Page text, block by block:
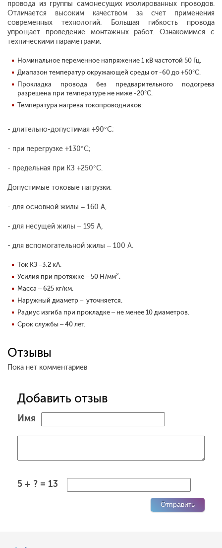
провода из группы самонесущих изолированных проводов.
Отличается высоким качеством за счет применения
современных технологий. Большая гибкость провода
упрощает проведение монтажных работ. Ознакомимся с
техническими параметрами:
Номинальное переменное напряжение 1 кВ частотой 50 Гц.
Диапазон температур окружающей среды от -60 до +50°С.
Прокладка провода без предварительного подогрева
разрешена при температуре не ниже -20°С.
Температура нагрева токопроводников:
- длительно-допустимая +90°С;
- при перегрузке +130°С;
- предельная при КЗ +250°С.
Допустимые токовые нагрузки:
- для основной жилы – 160 А,
- для несущей жилы – 195 А,
- для вспомогательной жилы – 100 А.
Ток КЗ –3,2 кА.
Усилия при протяжке – 50 Н/мм2.
Масса – 625 кг/км.
Наружный диаметр – уточняется.
Радиус изгиба при прокладке – не менее 10 диаметров.
Срок службы – 40 лет.
Отзывы
Пока нет комментариев
Добавить отзыв
Имя
5 + ? = 13